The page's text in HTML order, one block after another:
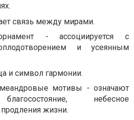
связь между мирами.
- ассоциируется с
и усеянным
и символ гармонии.
мотивы - означают
небесное
жизни.